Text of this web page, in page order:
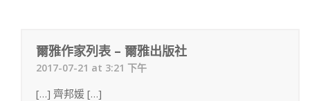
爾雅作家列表 – 爾雅出版社
2017-07-21 at 3:21 下午
[…] 齊邦媛 […]